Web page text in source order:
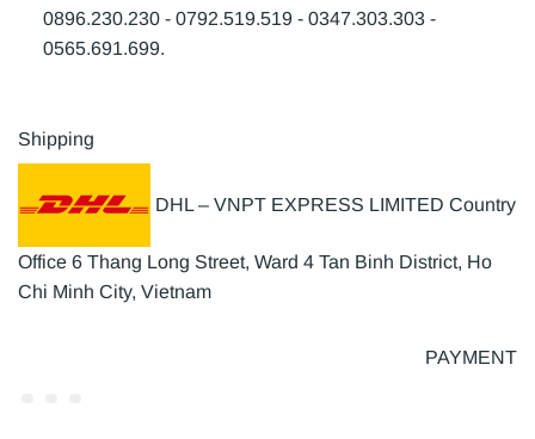
0896.230.230 - 0792.519.519 - 0347.303.303 -
0565.691.699.
Shipping
DHL – VNPT EXPRESS LIMITED Country
Office 6 Thang Long Street, Ward 4 Tan Binh District, Ho
Chi Minh City, Vietnam
PAYMENT